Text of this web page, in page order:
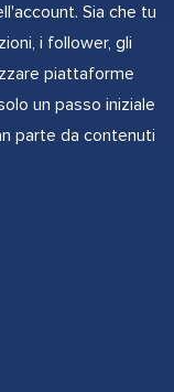
Sia che tu
i follower, gli
piattaforme
un passo iniziale
parte da contenuti